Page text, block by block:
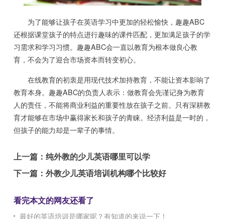
为了能够让孩子在英语学习中更加的轻松愉快，趣趣ABC
还根据课堂孩子的特点进行趣味的课件匹配，更加满足孩子的学
习需求和学习习惯。趣趣ABC会一直以教育为根本做良心教
育，不会为了迎合市场资本而转变初心。
在线教育的初衷是用现代技术加持教育，不能让资本影响了
教育本身。趣趣ABC的负责人表示：做教育会先谨记身为教育
人的责任，不能将商业利益的重要性放在孩子之前。只有深耕教
育才能够在市场中赢得家长和孩子的青睐。经济利益是一时的，
但孩子的能力却是一辈子的事情。
上一篇：纯外教的少儿英语哪里可以学
下一篇：外教少儿英语培训机构哪个比较好
看完本文的网友还看了
最好的英语培训是哪家呢？有知道的来说一下！